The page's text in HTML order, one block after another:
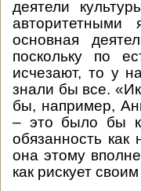
деятели
авторитетными
основная
поскольку по
исчезают, то у
знали бы все.
бы, например,
– это было бы
обязанность
она этому
как рискует